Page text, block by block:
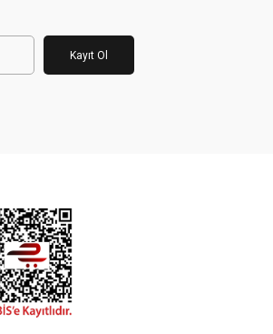
Kayıt Ol